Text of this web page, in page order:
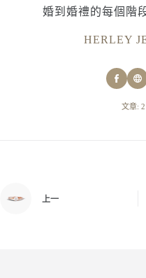
婚到婚禮的每個
HERLEY
文章:
上一